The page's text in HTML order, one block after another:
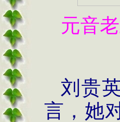
元音
刘贵
言，她